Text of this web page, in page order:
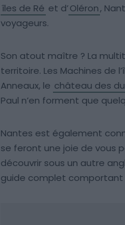
îles de Ré et d’Oléron,
voyageurs.
Son atout maître ? La
territoire. Les Machines de
Anneaux, le château des
Paul n’en forment que
Nantes est également
se feront une joie de vous
découvrir sous un autre
guide complet comportant